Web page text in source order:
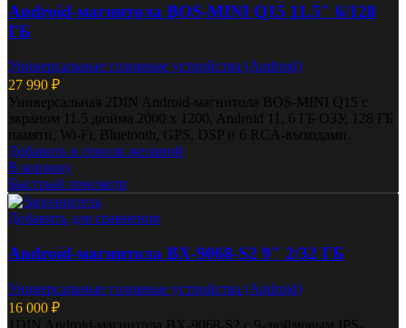
Android-магнитола BOS-MINI Q15 11.5″ 6/128
ГБ
Универсальные головные устройства (Android)
27 990 ₽
Универсальная 2DIN Android-магнитола BOS-MINI Q15 с
экраном 11.5 дюйма 2000 x 1200, Android 11, 6 ГБ ОЗУ, 128 ГБ
памяти, Wi-Fi, Bluetooth, GPS, DSP и 6 RCA-выходами.
Добавить в список желаний
В корзину
Быстрый просмотр
Добавить для сравнения
Android-магнитола BX-9068-S2 9″ 2/32 ГБ
Универсальные головные устройства (Android)
16 000 ₽
1DIN Android-магнитола BX-9068-S2 с 9-дюймовым IPS-